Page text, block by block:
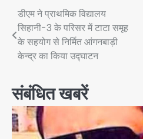
Post
navigation
डीएम ने प्राथमिक विद्यालय
सिहानी-3 के परिसर में टाटा समूह
के सहयोग से निर्मित आंगनबाड़ी
केन्द्र का किया उद्घाटन
संबंधित खबरें